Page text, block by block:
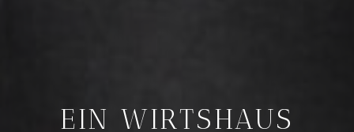
EIN WIRTSHAUS